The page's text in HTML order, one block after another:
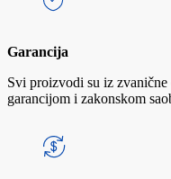
Garancija
Svi proizvodi su iz
garancijom i zakonskom